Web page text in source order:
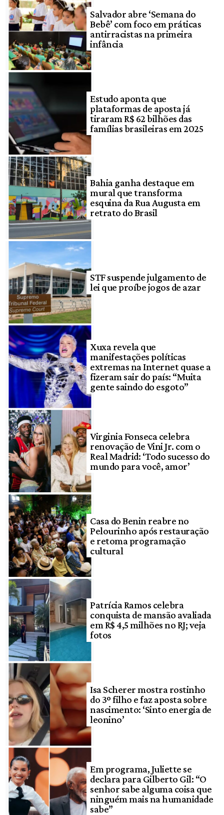
Salvador abre ‘Semana do
Bebê’ com foco em práticas
antirracistas na primeira
infância
Estudo aponta que
plataformas de aposta já
tiraram R$ 62 bilhões das
famílias brasileiras em 2025
Bahia ganha destaque em
mural que transforma
esquina da Rua Augusta em
retrato do Brasil
STF suspende julgamento de
lei que proíbe jogos de azar
Xuxa revela que
manifestações políticas
extremas na Internet quase a
fizeram sair do país: “Muita
gente saindo do esgoto”
Virginia Fonseca celebra
renovação de Vini Jr. com o
Real Madrid: ‘Todo sucesso do
mundo para você, amor’
Casa do Benin reabre no
Pelourinho após restauração
e retoma programação
cultural
Patrícia Ramos celebra
conquista de mansão avaliada
em R$ 4,5 milhões no RJ; veja
fotos
Isa Scherer mostra rostinho
do 3º filho e faz aposta sobre
nascimento: ‘Sinto energia de
leonino’
Em programa, Juliette se
declara para Gilberto Gil: “O
senhor sabe alguma coisa que
ninguém mais na humanidade
sabe”